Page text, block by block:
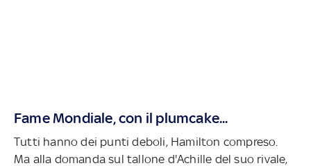
Fame Mondiale, con il plumcake...
Tutti hanno dei punti deboli, Hamilton compreso.
Ma alla domanda sul tallone d'Achille del suo rivale,